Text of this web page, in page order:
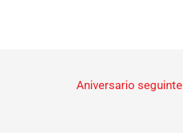
Aniversario seguinte